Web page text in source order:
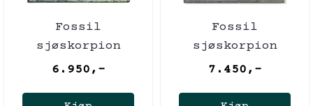
Fossil
sjøskorpion
(Eurypterus
6.950,-
Fossil
sjøskorpion
(Eurypterus
7.450,-